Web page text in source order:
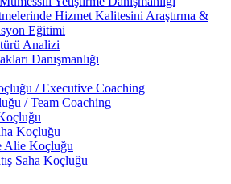
Hizmet Kalitesini Araştırma &
Eğitimi
Analizi
Danışmanlığı
/ Executive Coaching
/ Team Coaching
Koçluğu
Alie Koçluğu
Saha Koçluğu